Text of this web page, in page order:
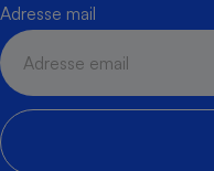
Adresse mail